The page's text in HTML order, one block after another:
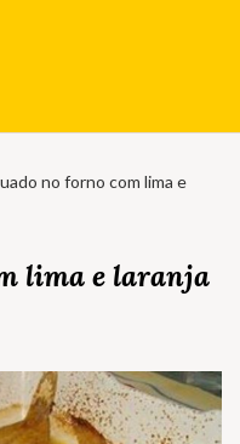
no forno com lima e
lima e laranja